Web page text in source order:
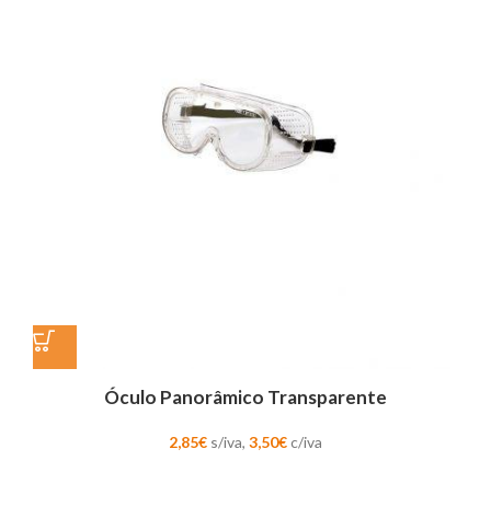
Óculo Panorâmico Transparente
2,85€ s/iva, 3,50€c/iva